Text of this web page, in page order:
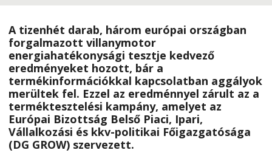
A tizenhét darab, három európai országban
forgalmazott villanymotor
energiahatékonysági tesztje kedvező
eredményeket hozott, bár a
termékinformációkkal kapcsolatban aggályok
merültek fel. Ezzel az eredménnyel zárult az a
terméktesztelési kampány, amelyet az
Európai Bizottság Belső Piaci, Ipari,
Vállalkozási és kkv-politikai Főigazgatósága
(DG GROW) szervezett.